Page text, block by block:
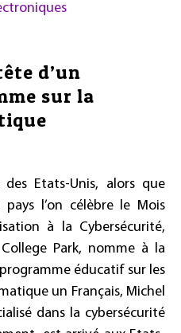
d’un
sur la
des Etats-Unis, alors que
l’on célèbre le Mois
à la Cybersécurité,
Park, nomme à la
éducatif sur les
un Français, Michel
dans la cybersécurité